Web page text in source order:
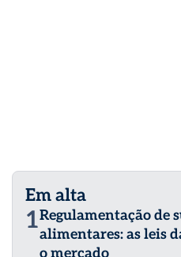
Em alta
1Regulamentação de
alimentares: as leis
o mercado